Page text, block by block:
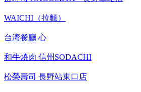
WAICHI（拉麵）
台湾餐廳 心
和牛焼肉 信州SODACHI
松榮壽司 長野站東口店